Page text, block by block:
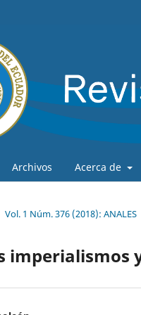
Archivos Acerca de
Vol. 1 Núm. 376 (2018): ANALES
imperialismos